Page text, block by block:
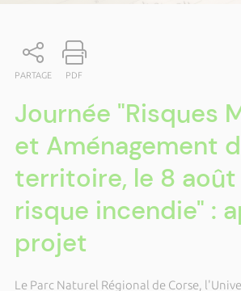
PARTAGE PDF
Journée "Risques
et Aménagement
territoire, le 8 août
risque incendie" :
projet
Le Parc Naturel Régional de Corse,